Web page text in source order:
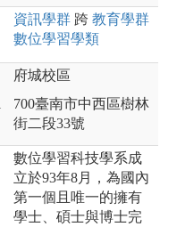
資訊學群 跨 教育學群
數位學習學類
府城校區
700臺南市中西區樹林
街二段33號
數位學習科技學系成
立於93年8月，為國內
第一個且唯一的擁有
學士、碩士與博士完